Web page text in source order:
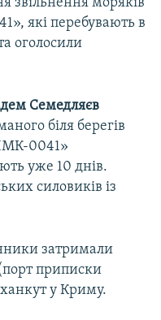
звільнення моряків
які перебувають в
оголосили
Семедляєв
біля берегів
0041»
уже 10 днів.
силовиків із
затримали
приписки
у Криму.